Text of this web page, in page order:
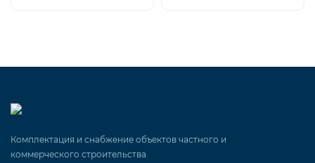
Комплектация и снабжение объектов частного и
коммерческого строительства